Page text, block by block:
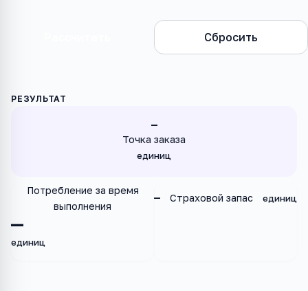
Сбросить
—
Точка заказа
единиц
—
Потребление за время
выполнения
единиц
— Страховой запас единиц